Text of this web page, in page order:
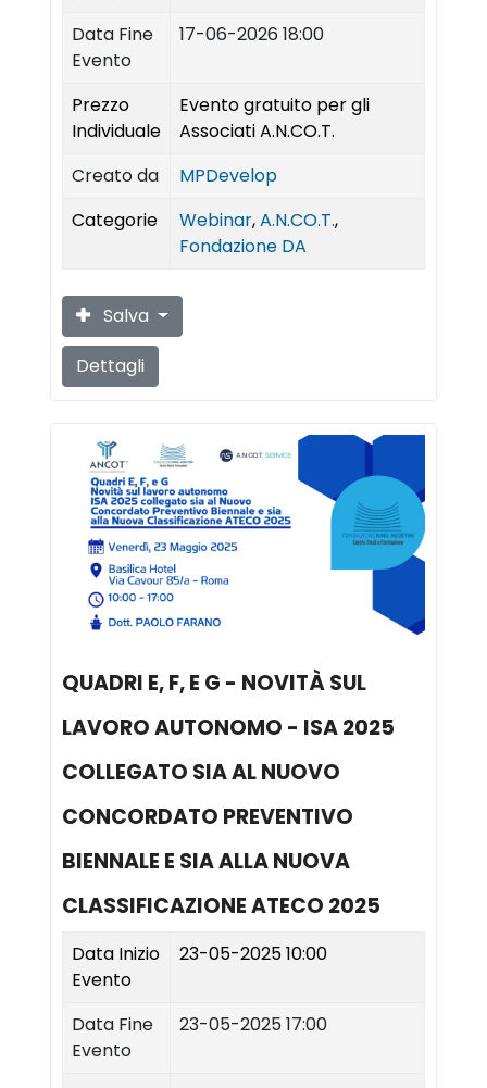
Data Fine
Evento
17-06-2026 18:00
Prezzo
Individuale
Evento gratuito per gli
Associati A.N.CO.T.
Creato da
MPDevelop
Categorie
Webinar,A.N.CO.T.,
Fondazione DA
Salva
Dettagli
QUADRI E, F, E G - NOVITÀ SUL
LAVORO AUTONOMO - ISA 2025
COLLEGATO SIA AL NUOVO
CONCORDATO PREVENTIVO
BIENNALE E SIA ALLA NUOVA
CLASSIFICAZIONE ATECO 2025
Data Inizio
Evento
23-05-2025 10:00
Data Fine
Evento
23-05-2025 17:00